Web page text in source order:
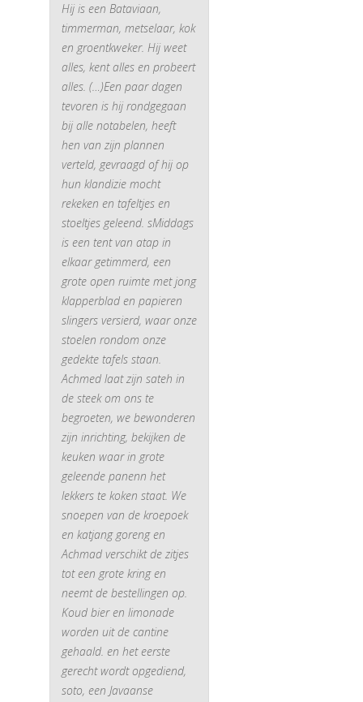
Hij is een Bataviaan,
timmerman, metselaar, kok
en groentkweker. Hij weet
alles, kent alles en probeert
alles. (…)Een paar dagen
tevoren is hij rondgegaan
bij alle notabelen, heeft
hen van zijn plannen
verteld, gevraagd of hij op
hun klandizie mocht
rekeken en tafeltjes en
stoeltjes geleend. sMiddags
is een tent van atap in
elkaar getimmerd, een
grote open ruimte met jong
klapperblad en papieren
slingers versierd, waar onze
stoelen rondom onze
gedekte tafels staan.
Achmed laat zijn sateh in
de steek om ons te
begroeten, we bewonderen
zijn inrichting, bekijken de
keuken waar in grote
geleende panenn het
lekkers te koken staat. We
snoepen van de kroepoek
en katjang goreng en
Achmad verschikt de zitjes
tot een grote kring en
neemt de bestellingen op.
Koud bier en limonade
worden uit de cantine
gehaald. en het eerste
gerecht wordt opgediend,
soto, een Javaanse